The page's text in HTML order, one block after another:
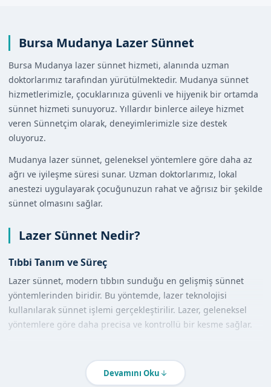
Bursa Mudanya Lazer Sünnet
Bursa Mudanya lazer sünnet hizmeti, alanında uzman
doktorlarımız tarafından yürütülmektedir. Mudanya sünnet
hizmetlerimizle, çocuklarınıza güvenli ve hijyenik bir ortamda
sünnet hizmeti sunuyoruz. Yıllardır binlerce aileye hizmet
veren Sünnetçim olarak, deneyimlerimizle size destek
oluyoruz.
Mudanya lazer sünnet, geleneksel yöntemlere göre daha az
ağrı ve iyileşme süresi sunar. Uzman doktorlarımız, lokal
anestezi uygulayarak çocuğunuzun rahat ve ağrısız bir şekilde
sünnet olmasını sağlar.
Lazer Sünnet Nedir?
Tıbbi Tanım ve Süreç
Lazer sünnet, modern tıbbın sunduğu en gelişmiş sünnet
yöntemlerinden biridir. Bu yöntemde, lazer teknolojisi
kullanılarak sünnet işlemi gerçekleştirilir. Lazer, geleneksel
yöntemlere göre daha precisa ve kontrollü bir kesme sağlar.
Lazer sünnet, diğer sünnet yöntemlerine göre daha az
kanama ve daha hızlı iyileşme süresi sunar. Ayrıca, lazer
Devamını Oku